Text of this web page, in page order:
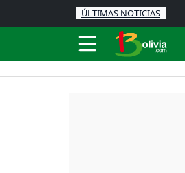
ÚLTIMAS NOTICIAS